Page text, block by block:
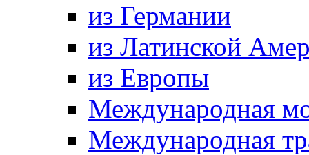
из Германии
из Латинской
из Европы
Международная
Международная